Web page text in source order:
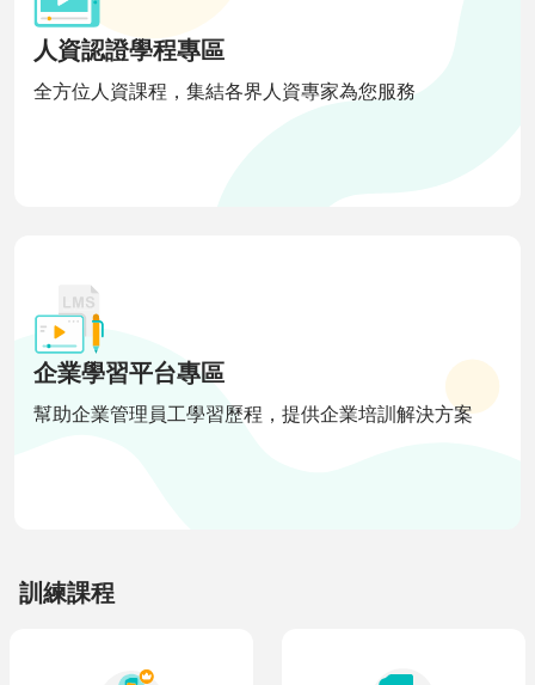
人資認證學程專區
全方位人資課程，集結各界人資專家為您服務
企業學習平台專區
幫助企業管理員工學習歷程，提供企業培訓解決方案
訓練課程